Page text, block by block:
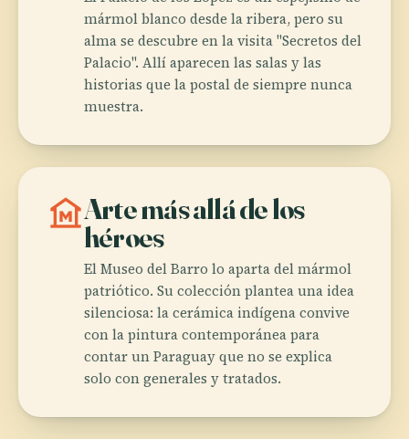
mármol blanco desde la ribera, pero su
alma se descubre en la visita "Secretos del
Palacio". Allí aparecen las salas y las
historias que la postal de siempre nunca
muestra.
museumArte más allá de los
héroes
El Museo del Barro lo aparta del mármol
patriótico. Su colección plantea una idea
silenciosa: la cerámica indígena convive
con la pintura contemporánea para
contar un Paraguay que no se explica
solo con generales y tratados.